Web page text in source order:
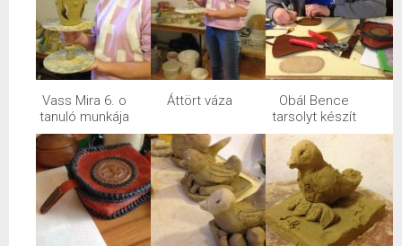
Vass Mira 6. o
tanuló munkája
Áttört váza
Obál Bence
tarsolyt készít